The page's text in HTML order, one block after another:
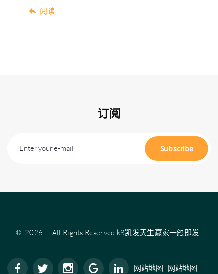
阅读
订阅
Enter your e-mail Subscribe
© 2026 .- All Rights Reserved k8凯发天生赢家一触即发 .
网站地图 网站地图